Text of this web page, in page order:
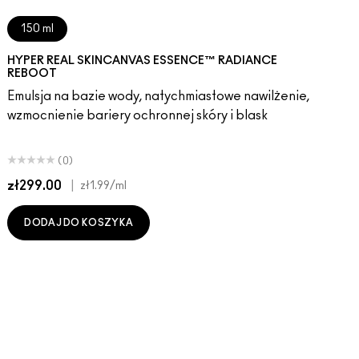
150 ml
HYPER REAL SKINCANVAS ESSENCE™ RADIANCE
REBOOT
Emulsja na bazie wody, natychmiastowe nawilżenie,
wzmocnienie bariery ochronnej skóry i blask
(0)
zł299.00 zł1.99/ml
DODAJ DO KOSZYKA